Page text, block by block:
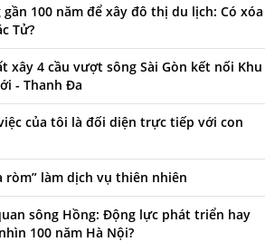
100 năm để xây đô thị du lịch: Có xóa
Tử?
xây 4 cầu vượt sông Sài Gòn kết nối Khu
- Thanh Đa
của tôi là đối diện trực tiếp với con
ròm” làm dịch vụ thiên nhiên
sông Hồng: Động lực phát triển hay
100 năm Hà Nội?